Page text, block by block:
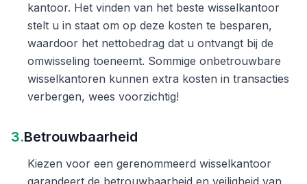
kantoor. Het vinden van het beste wisselkantoor
stelt u in staat om op deze kosten te besparen,
waardoor het nettobedrag dat u ontvangt bij de
omwisseling toeneemt. Sommige onbetrouwbare
wisselkantoren kunnen extra kosten in transacties
verbergen, wees voorzichtig!
3.Betrouwbaarheid
Kiezen voor een gerenommeerd wisselkantoor
garandeert de betrouwbaarheid en veiligheid van